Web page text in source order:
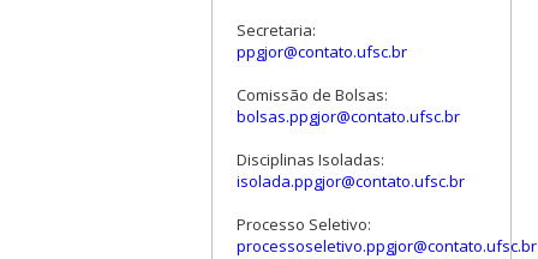
Secretaria:
ppgjor@contato.ufsc.br
Comissão de Bolsas:
bolsas.ppgjor@contato.ufsc.br
Disciplinas Isoladas:
isolada.ppgjor@contato.ufsc.br
Processo Seletivo:
processoseletivo.ppgjor@contato.ufsc.br